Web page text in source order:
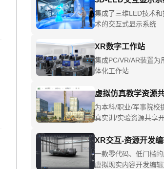
集成了三维LED技术
术的交互式显示系统
XR数字工作站
集成PC/VR/AR装置为
体化工作站
虚拟仿真教学资源
为本科/职业/军事院校
真实训/实验资源共享
XR交互-资源开发
一款零代码、低门槛
虚拟现实内容开发编